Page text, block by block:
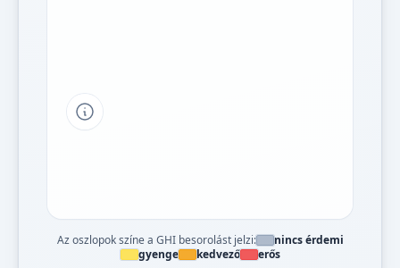
Tipp a grafikon jelmagyarázatához
Az oszlopok színe a GHI besorolást jelzi:
nincs érdemi
gyenge
kedvező erős